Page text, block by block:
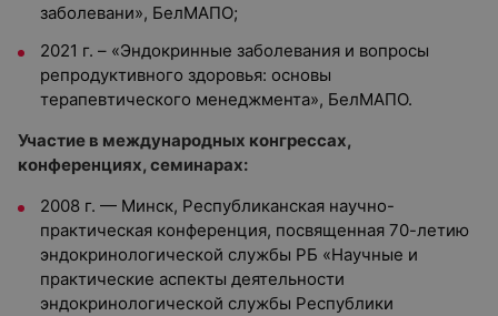
заболевани», БелМАПО;
2021 г. – «Эндокринные заболевания и вопросы
репродуктивного здоровья: основы
терапевтического менеджмента», БелМАПО.
Участие в международных конгрессах,
конференциях, семинарах:
2008 г. — Минск, Республиканская научно-
практическая конференция, посвященная 70-летию
эндокринологической службы РБ «Научные и
практические аспекты деятельности
эндокринологической службы Республики